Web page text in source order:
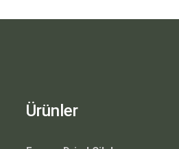
Ürünler